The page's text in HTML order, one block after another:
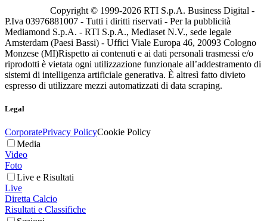
Copyright © 1999-2026 RTI S.p.A. Business Digital -
P.Iva 03976881007 - Tutti i diritti riservati - Per la pubblicità
Mediamond S.p.A. - RTI S.p.A., Mediaset N.V., sede legale
Amsterdam (Paesi Bassi) - Uffici Viale Europa 46, 20093 Cologno
Monzese (MI)Rispetto ai contenuti e ai dati personali trasmessi e/o
riprodotti è vietata ogni utilizzazione funzionale all’addestramento di
sistemi di intelligenza artificiale generativa. È altresì fatto divieto
espresso di utilizzare mezzi automatizzati di data scraping.
Legal
CorporatePrivacy PolicyCookie Policy
Media
Video
Foto
Live e Risultati
Live
Diretta Calcio
Risultati e Classifiche